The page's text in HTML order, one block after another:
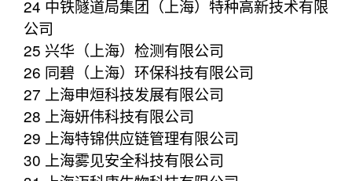
24 中铁隧道局集团（上海）特种高新技术有限
公司
25 兴华（上海）检测有限公司
26 同碧（上海）环保科技有限公司
27 上海申烜科技发展有限公司
28 上海妍伟科技有限公司
29 上海特锦供应链管理有限公司
30 上海雾见安全科技有限公司